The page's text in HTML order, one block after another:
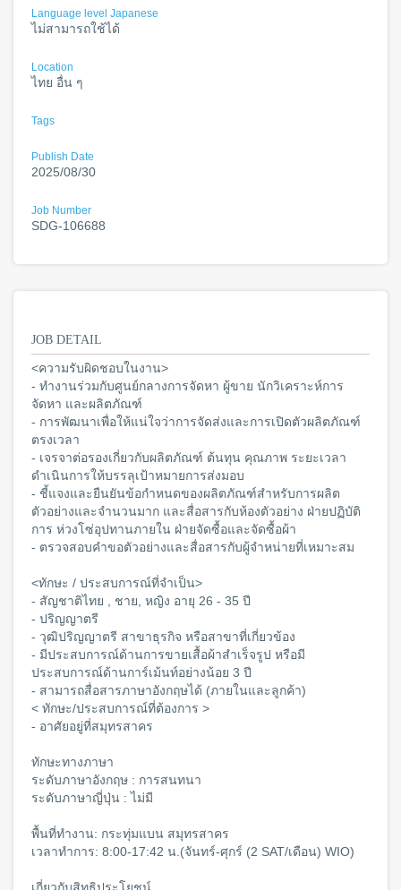
Language level Japanese
ไม่สามารถใช้ได้
Location
ไทย อื่น ๆ
Tags
Publish Date
2025/08/30
Job Number
SDG-106688
JOB DETAIL
<ความรับผิดชอบในงาน>
- ทำงานร่วมกับศูนย์กลางการจัดหา ผู้ขาย นักวิเคราะห์การ
จัดหา และผลิตภัณฑ์
- การพัฒนาเพื่อให้แน่ใจว่าการจัดส่งและการเปิดตัวผลิตภัณฑ์
ตรงเวลา
- เจรจาต่อรองเกี่ยวกับผลิตภัณฑ์ ต้นทุน คุณภาพ ระยะเวลา
ดำเนินการให้บรรลุเป้าหมายการส่งมอบ
- ชี้แจงและยืนยันข้อกำหนดของผลิตภัณฑ์สำหรับการผลิต
ตัวอย่างและจำนวนมาก และสื่อสารกับห้องตัวอย่าง ฝ่ายปฏิบัติ
การ ห่วงโซ่อุปทานภายใน ฝ่ายจัดซื้อและจัดซื้อผ้า
- ตรวจสอบคำขอตัวอย่างและสื่อสารกับผู้จำหน่ายที่เหมาะสม
<ทักษะ / ประสบการณ์ที่จำเป็น>
- สัญชาติไทย , ชาย, หญิง อายุ 26 - 35 ปี
- ปริญญาตรี
- วุฒิปริญญาตรี สาขาธุรกิจ หรือสาขาที่เกี่ยวข้อง
- มีประสบการณ์ด้านการขายเสื้อผ้าสำเร็จรูป หรือมี
ประสบการณ์ด้านการ์เม้นท์อย่างน้อย 3 ปี
- สามารถสื่อสารภาษาอังกฤษได้ (ภายในและลูกค้า)
< ทักษะ/ประสบการณ์ที่ต้องการ >
- อาศัยอยู่ที่สมุทรสาคร
ทักษะทางภาษา
ระดับภาษาอังกฤษ : การสนทนา
ระดับภาษาญี่ปุ่น : ไม่มี
พื้นที่ทำงาน: กระทุ่มแบน สมุทรสาคร
เวลาทำการ: 8:00-17:42 น.(จันทร์-ศุกร์ (2 SAT/เดือน) WIO)